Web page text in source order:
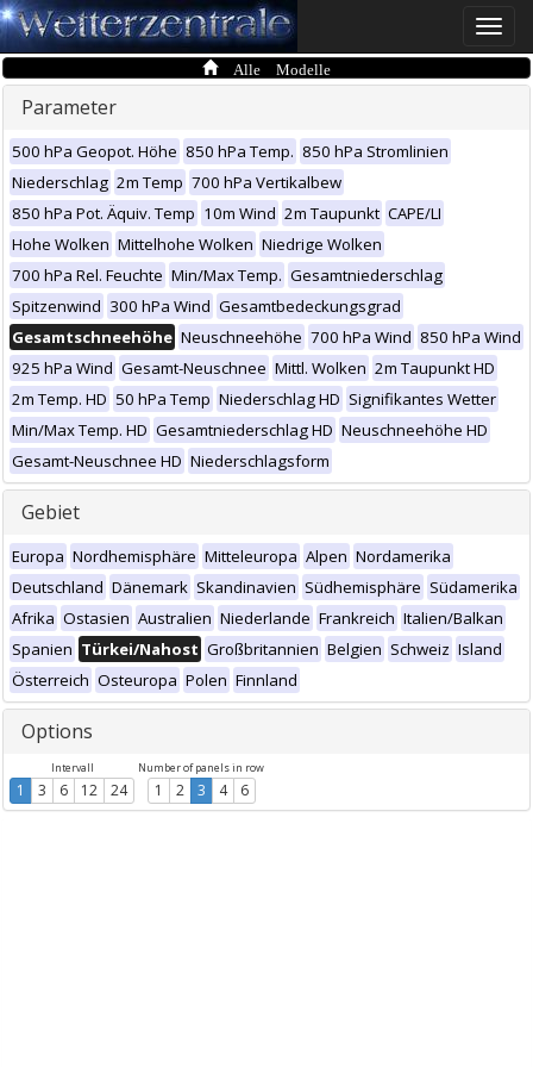
Toggle
Alle Modelle
Parameter
500 hPa Geopot. Höhe 850 hPa Temp. 850 hPa Stromlinien
Niederschlag 2m Temp 700 hPa Vertikalbew
850 hPa Pot. Äquiv. Temp 10m Wind 2m Taupunkt CAPE/LI
Hohe Wolken Mittelhohe Wolken Niedrige Wolken
700 hPa Rel. Feuchte Min/Max Temp. Gesamtniederschlag
Spitzenwind 300 hPa Wind Gesamtbedeckungsgrad
Gesamtschneehöhe Neuschneehöhe 700 hPa Wind 850 hPa Wind
925 hPa Wind Gesamt-Neuschnee Mittl. Wolken 2m Taupunkt HD
2m Temp. HD 50 hPa Temp Niederschlag HD Signifikantes Wetter
Min/Max Temp. HD Gesamtniederschlag HD Neuschneehöhe HD
Gesamt-Neuschnee HD Niederschlagsform
Gebiet
Europa Nordhemisphäre Mitteleuropa Alpen Nordamerika
Deutschland Dänemark Skandinavien Südhemisphäre Südamerika
Afrika Ostasien Australien Niederlande Frankreich Italien/Balkan
Spanien Türkei/Nahost Großbritannien Belgien Schweiz Island
Österreich Osteuropa Polen Finnland
Options
Intervall
1 3 6 12 24
Number of panels in row
1 2 3 4 6